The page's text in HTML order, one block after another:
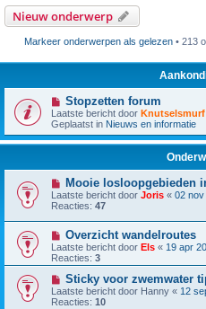
Nieuw onderwerp
Markeer onderwerpen als gelezen • 213
Stopzetten forum
Laatste bericht door Knutselsmurf
Geplaatst in Nieuws en informatie
Mooie losloopgebieden
Laatste bericht door Joris « 02 nov
Reacties: 47
Overzicht wandelroutes
Laatste bericht door Els « 19 apr
Reacties: 3
Sticky voor zwemwater
Laatste bericht door Hanny « 12
Reacties: 10